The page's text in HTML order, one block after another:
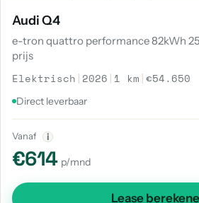
Audi Q4
e-tron quattro performance 82kWh
prijs
Elektrisch | 2026 | 1 km |€54.650
Direct leverbaar
Vanaf i
€614 p/mnd
Lease